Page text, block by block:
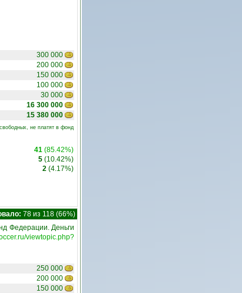
300 000
200 000
150 000
100 000
30 000
16 300 000
15 380 000
не платят в фонд
41 (85.42%)
5 (10.42%)
2 (4.17%)
78 из 118 (66%)
Федерации. Деньги
viewtopic.php?
250 000
200 000
150 000